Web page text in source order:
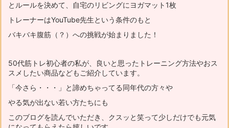
とルールを決めて、自宅のリビングにヨガマット1枚
トレーナーはYouTube先生という条件のもと
バキバキ腹筋（？）への挑戦が始まりました！
50代筋トレ初心者の私が、良いと思ったトレーニング方法やおス
スメ したい商品などもご紹介しています。
「今さら・・・」と諦めちゃってる同年代の方々や
やる気が出ない若い方たちにも
このブログを読んでいただき、 クスッと笑って少しだけでも元気